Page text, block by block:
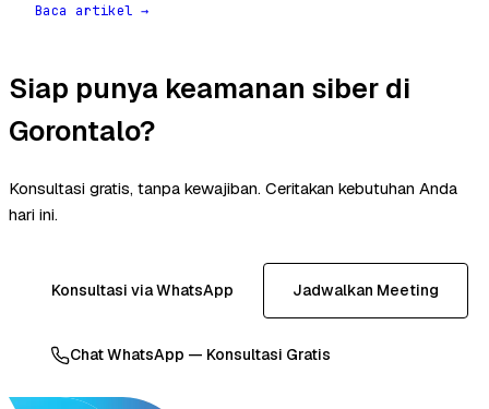
Baca artikel →
Siap punya keamanan siber di
Gorontalo?
Konsultasi gratis, tanpa kewajiban. Ceritakan kebutuhan Anda
hari ini.
Konsultasi via WhatsApp Jadwalkan Meeting
Chat WhatsApp — Konsultasi Gratis